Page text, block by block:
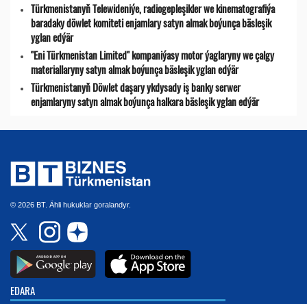
Türkmenistanyň Telewideniýe, radio­gepleşikler we kinematografiýa
baradaky döwlet komiteti enjamlary satyn almak boýunça bäsleşik
yglan edýär
"Eni Türkmenistan Limited" kompaniýasy motor ýaglaryny we çalgy
materiallaryny satyn almak boýunça bäsleşik yglan edýär
Türkmenistanyň Döwlet daşary ykdysady iş banky serwer
enjamlaryny satyn almak boýunça halkara bäsleşik yglan edýär
© 2026 BT. Ähli hukuklar goralandyr.
EDARA